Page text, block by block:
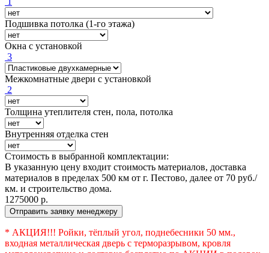
Подшивка потолка (1-го этажа)
Окна с установкой
3
Межкомнатные двери с установкой
2
Толщина утеплителя стен, пола, потолка
Внутренняя отделка стен
Стоимость в выбранной комплектации:
В указанную цену входит стоимость материалов, доставка
материалов в пределах 500 км от г. Пестово, далее от 70 руб./
км. и строительство дома.
1275000 р.
Отправить заявку менеджеру
* АКЦИЯ!!! Ройки, тёплый угол, поднебесники 50 мм.,
входная металлическая дверь с терморазрывом, кровля